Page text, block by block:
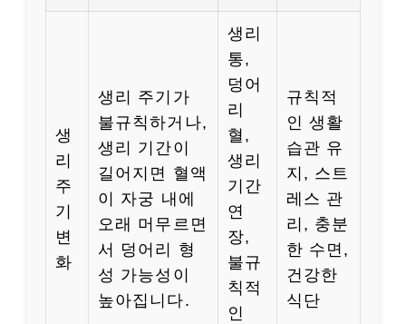
생
리
주
기
변
화
생리 주기가
불규칙하거나,
생리 기간이
길어지면 혈액
이 자궁 내에
오래 머무르면
서 덩어리 형
성 가능성이
높아집니다.
생리
통,
덩어
리
혈,
생리
기간
연
장,
불규
칙적
인
규칙적
인 생활
습관 유
지, 스트
레스 관
리, 충분
한 수면,
건강한
식단